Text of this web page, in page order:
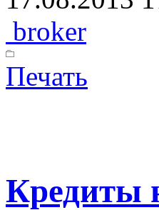
broker
Печать
Кредиты